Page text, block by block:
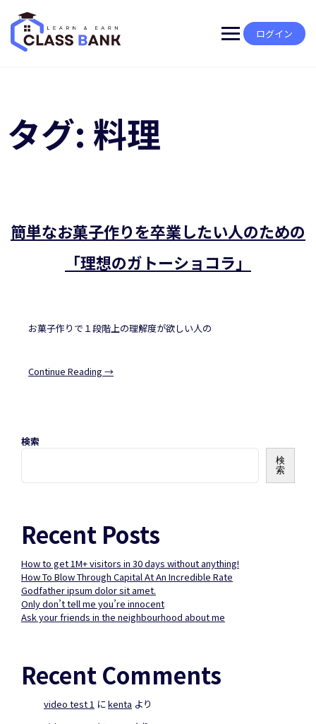
content
ログイン
タグ: 料理
簡単なお菓子作りを卒業したい人のための
「理想のガトーショコラ」
お菓子作りで１段階上の理解度が欲しい人の
Continue Reading →
検索
検
索
Recent Posts
How to get 1M+ visitors in 30 days without anything!
How To Blow Through Capital At An Incredible Rate
Godfather ipsum dolor sit amet.
Only don’t tell me you’re innocent
Ask your friends in the neighbourhood about me
Recent Comments
video test 1 にkenta より